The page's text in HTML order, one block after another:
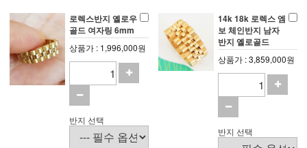
로렉스반지 옐로우
골드 여자링 6mm
상품가 : 1,996,000원
반지 선택
14k 18k 로렉스 엠
보 체인반지 남자
반지 옐로골드
상품가 : 3,859,000원
반지 선택